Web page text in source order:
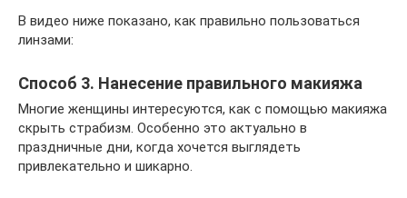
В видео ниже показано, как правильно пользоваться
линзами:
Способ 3. Нанесение правильного макияжа
Многие женщины интересуются, как с помощью макияжа
скрыть страбизм. Особенно это актуально в
праздничные дни, когда хочется выглядеть
привлекательно и шикарно.